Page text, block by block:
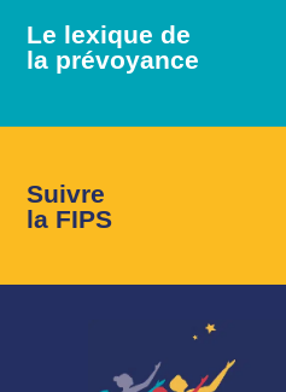
Le lexique de
la prévoyance
Suivre
la FIPS